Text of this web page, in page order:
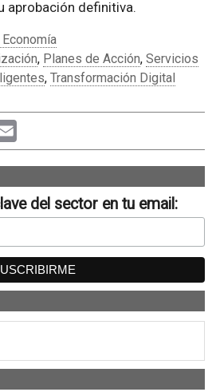
aprobación definitiva.
, Planes de Acción, Servicios
, Transformación Digital
Email
del sector en tu email: